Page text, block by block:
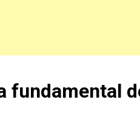
fundamental